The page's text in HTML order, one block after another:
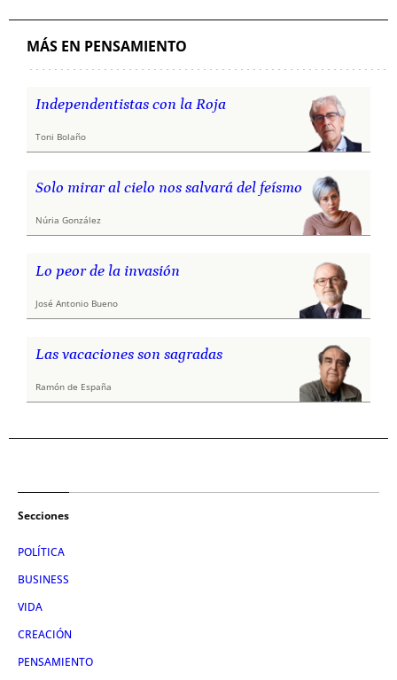
MÁS EN PENSAMIENTO
Independentistas con la Roja
Toni Bolaño
Solo mirar al cielo nos salvará del feísmo
Núria González
Lo peor de la invasión
José Antonio Bueno
Las vacaciones son sagradas
Ramón de España
Secciones
POLÍTICA
BUSINESS
VIDA
CREACIÓN
PENSAMIENTO